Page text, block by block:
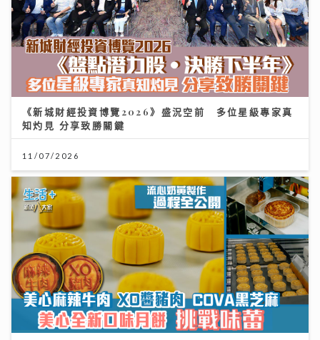
《新城財經投資博覽2026》盛況空前 多位星級專家真
知灼見 分享致勝關鍵
11/07/2026